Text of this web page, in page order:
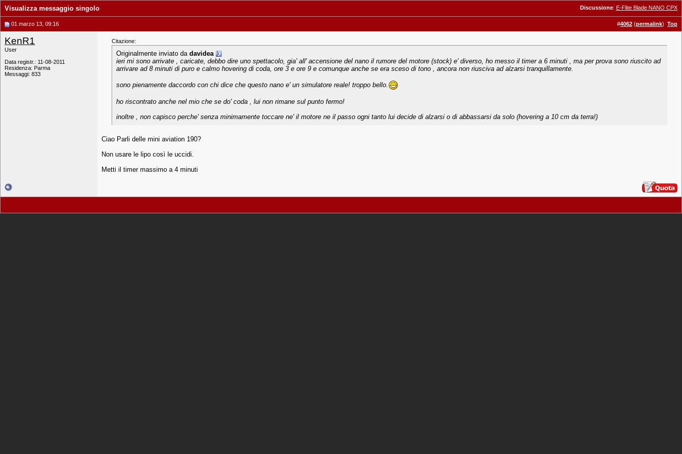
Discussione: E-Flite Blade NANO CPX
Visualizza messaggio singolo
01 marzo 13, 09:16 #4062 (permalink) Top
KenR1
User
Data registr.: 11-08-2011
Residenza: Parma
Messaggi: 833
Citazione:
Originalmente inviato da davidea
ieri mi sono arrivate , caricate, debbo dire uno spettacolo, gia' all' accensione del nano il rumore del motore (stock) e' diverso, ho messo il timer a 6 minuti , ma per prova sono riuscito ad
arrivare ad 8 minuti di puro e calmo hovering di coda, ore 3 e ore 9 e comunque anche se era sceso di tono , ancora non riusciva ad alzarsi tranquillamente.
sono pienamente daccordo con chi dice che questo nano e' un simulatore reale! troppo bello.
ho riscontrato anche nel mio che se do' coda , lui non rimane sul punto fermo!
inoltre , non capisco perche' senza minimamente toccare ne' il motore ne il passo ogni tanto lui decide di alzarsi o di abbassarsi da solo (hovering a 10 cm da terra!)
Ciao Parli delle mini aviation 190?
Non usare le lipo così le uccidi.
Metti il timer massimo a 4 minuti